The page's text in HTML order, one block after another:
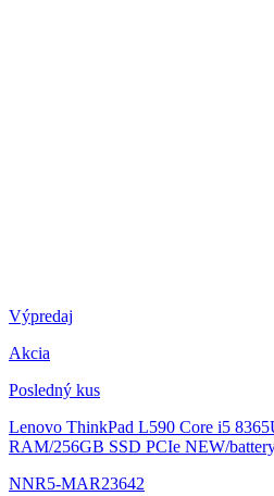
Výpredaj
Akcia
Posledný kus
Lenovo ThinkPad L590 Core i5
RAM/256GB SSD PCIe NEW/
NNR5-MAR23642